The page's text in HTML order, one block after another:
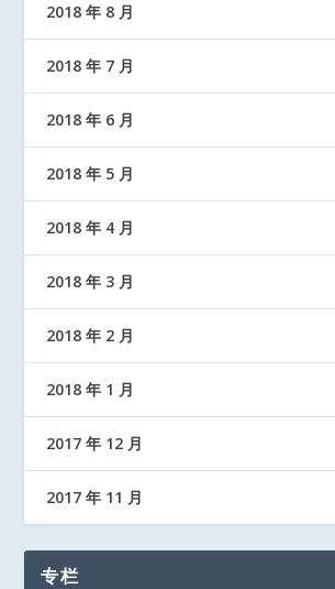
2018 年 8 月
2018 年 7 月
2018 年 6 月
2018 年 5 月
2018 年 4 月
2018 年 3 月
2018 年 2 月
2018 年 1 月
2017 年 12 月
2017 年 11 月
专栏